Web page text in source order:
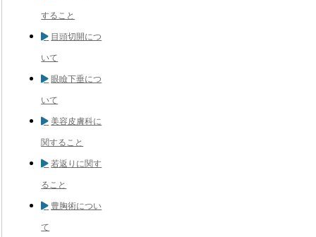
すること
目頭切開につ
いて
眼瞼下垂につ
いて
美容皮膚科に
関すること
若返りに関す
ること
豊胸術につい
て